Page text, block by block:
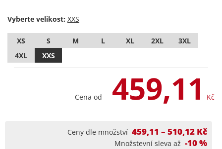
Vyberte velikost:
XS S M L XL 2XL
3XL
4XL
XXS
Cena od 459,11 Kč
Ceny dle množství 459,11 – 510,12 Kč
Množstevní sleva až -10 %